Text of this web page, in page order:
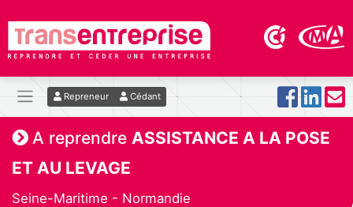
Repreneur Cédant
A reprendre ASSISTANCE A LA POSE
ET AU LEVAGE
Seine-Maritime - Normandie